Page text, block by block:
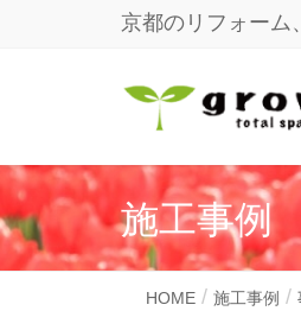
京都のリフォーム
施工事例
HOME 施工事例